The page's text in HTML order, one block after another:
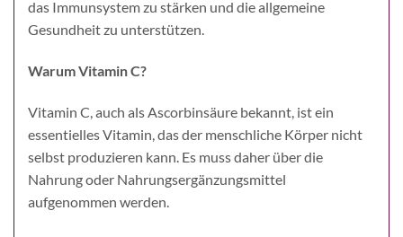
das Immunsystem zu stärken und die allgemeine
Gesundheit zu unterstützen.
Warum Vitamin C?
Vitamin C, auch als Ascorbinsäure bekannt, ist ein
essentielles Vitamin, das der menschliche Körper nicht
selbst produzieren kann. Es muss daher über die
Nahrung oder Nahrungsergänzungsmittel
aufgenommen werden.